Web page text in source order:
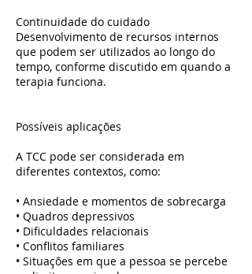
Continuidade do cuidado
Desenvolvimento de recursos internos
que podem ser utilizados ao longo do
tempo, conforme discutido em quando a
terapia funciona.
Possíveis aplicações
A TCC pode ser considerada em
diferentes contextos, como:
• Ansiedade e momentos de sobrecarga
• Quadros depressivos
• Dificuldades relacionais
• Conflitos familiares
• Situações em que a pessoa se percebe